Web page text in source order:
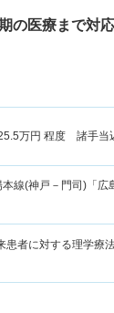
の医療まで対
万円 程度 諸手当
本線(神戸－門司)「
患者に対する理学